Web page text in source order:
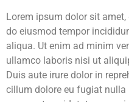
Lorem ipsum dolor sit
do eiusmod tempor
aliqua. Ut enim ad minim
ullamco laboris nisi ut
Duis aute irure dolor in
cillum dolore eu fugiat nulla